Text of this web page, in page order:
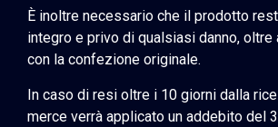
È inoltre necessario che il prodotto
integro e privo di qualsiasi danno,
con la confezione originale.
In caso di resi oltre i 10 giorni dalla
merce verrà applicato un addebito del